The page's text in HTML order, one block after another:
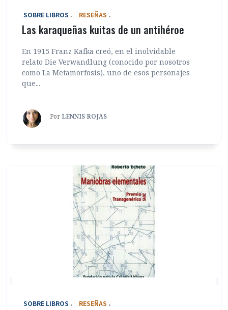
‎ SOBRE LIBROS RESEÑAS
Las karaqueñas kuitas de un antihéroe
En 1915 Franz Kafka creó, en el inolvidable
relato Die Verwandlung (conocido por nosotros
como La Metamorfosis), uno de esos personajes
que...
Por LENNIS ROJAS
‎ SOBRE LIBROS RESEÑAS